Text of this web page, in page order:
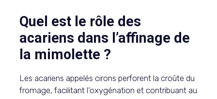
Quel est le rôle des
acariens dans l’affinage de
la mimolette ?
Les acariens appelés cirons perforent la croûte du
fromage, facilitant l’oxygénation et contribuant au